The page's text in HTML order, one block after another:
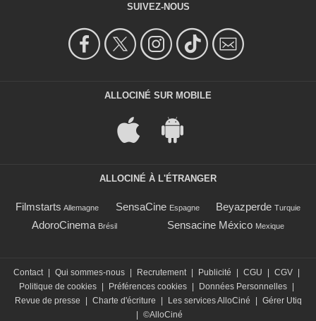
SUIVEZ-NOUS
ALLOCINÉ SUR MOBILE
ALLOCINÉ À L'ÉTRANGER
Filmstarts Allemagne SensaCine Espagne Beyazperde Turquie
AdoroCinema Brésil Sensacine México Mexique
Contact | Qui sommes-nous | Recrutement | Publicité | CGU | CGV |
Politique de cookies | Préférences cookies | Données Personnelles |
Revue de presse
| Charte d'écriture | Les services AlloCiné | Gérer Utiq
| ©AlloCiné